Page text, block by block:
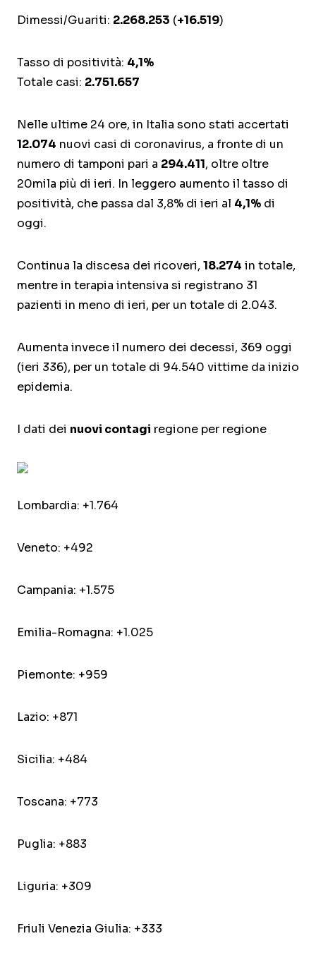
Dimessi/Guariti: 2.268.253 (+16.519)
Tasso di positività: 4,1%
Totale casi: 2.751.657
Nelle ultime 24 ore, in Italia sono stati accertati
12.074 nuovi casi di coronavirus, a fronte di un
numero di tamponi pari a 294.411, oltre oltre
20mila più di ieri. In leggero aumento il tasso di
positività, che passa dal 3,8% di ieri al 4,1% di
oggi.
Continua la discesa dei ricoveri, 18.274 in totale,
mentre in terapia intensiva si registrano 31
pazienti in meno di ieri, per un totale di 2.043.
Aumenta invece il numero dei decessi, 369 oggi
(ieri 336), per un totale di 94.540 vittime da inizio
epidemia.
I dati dei nuovi contagi regione per regione
Lombardia: +1.764
Veneto: +492
Campania: +1.575
Emilia-Romagna: +1.025
Piemonte: +959
Lazio: +871
Sicilia: +484
Toscana: +773
Puglia: +883
Liguria: +309
Friuli Venezia Giulia: +333